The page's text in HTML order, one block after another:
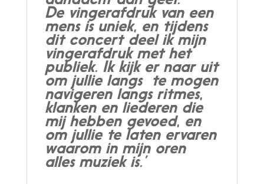
De vingerafdruk van een
mens is uniek, en tijdens
dit concert deel ik mijn
vingerafdruk met het
publiek. Ik kijk er naar uit
om jullie langs te mogen
navigeren langs ritmes,
klanken en liederen die
mij hebben gevoed, en
om jullie te laten ervaren
waarom in mijn oren
alles muziek is.’